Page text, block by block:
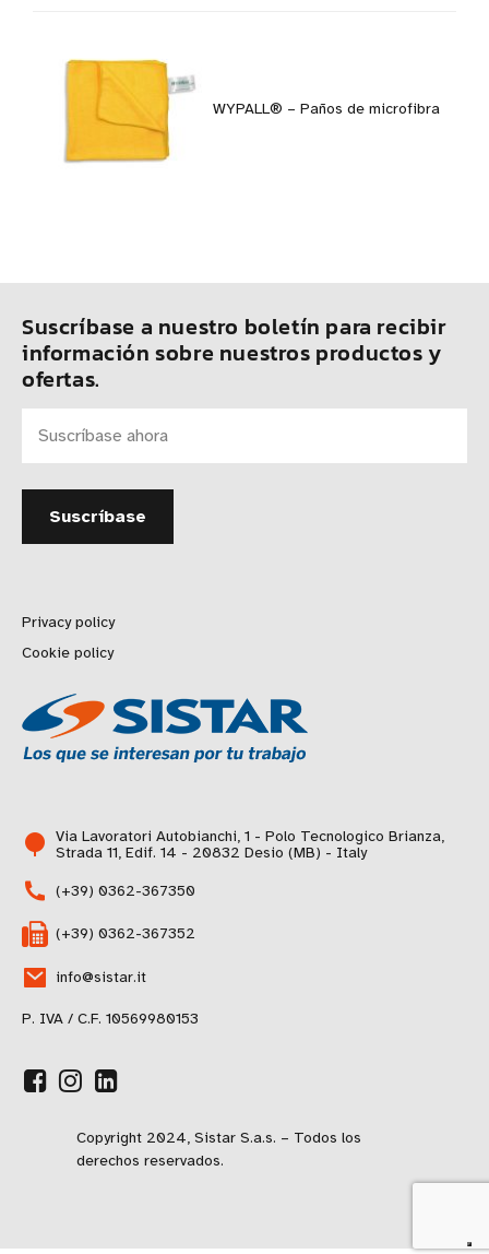
WYPALL® – Paños de microfibra
Suscríbase a nuestro boletín para recibir
información sobre nuestros productos y
ofertas.
Privacy policy
Cookie policy
Via Lavoratori Autobianchi, 1 - Polo Tecnologico Brianza,
Strada 11, Edif. 14 - 20832 Desio (MB) - Italy
(+39) 0362-367350
(+39) 0362-367352
info@sistar.it
P. IVA / C.F. 10569980153
Copyright 2024, Sistar S.a.s. – Todos los
derechos reservados.